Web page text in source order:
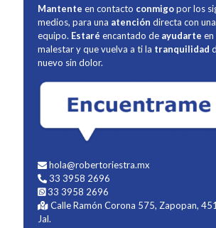
Mantente en contacto conmigopor los
medios, para una atención directa con
equipo. Estaré encantado de ayudarte en
malestar y que vuelva a ti la tranquilidad
nuevo sin dolor.
hola@robertoriestra.mx
33 3958 2696
33 3958 2696
Calle Ramón Corona 575, Zapopan,
Jal.